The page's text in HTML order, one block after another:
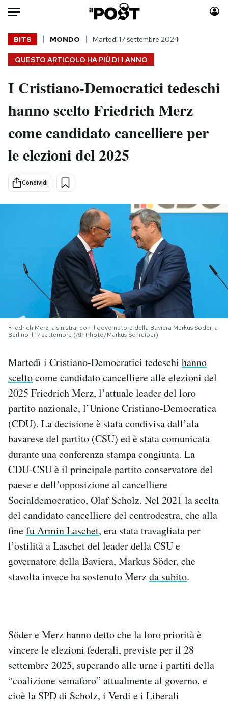
Auto
HOME
Italia
Politica
Tecnologia
Scienza
Cultura
Economia
Sport
Moda
Consumismi
Storie/Idee
Mondiali calcio 2026
NEWSLETTER
I MIEI PREFERITI
CALENDARIO
AREA PERSONALE
Area Personale
Newsletter
Notifiche mobile
Regala il Post
Hai bisogno di aiuto?
Esci
QUESTO ARTICOLO HA PIÙ DI 1 ANNO
BITS MONDO Martedì 17 settembre 2024
I Cristiano-Democratici tedeschi
hanno scelto Friedrich Merz
come candidato cancelliere per
le elezioni del 2025
Condividi
Friedrich Merz, a sinistra, con il governatore della Baviera Markus Söder, a
Berlino il 17 settembre (AP Photo/Markus Schreiber)
Martedì i Cristiano-Democratici tedeschi hanno
sceltocome candidato cancelliere alle elezioni del
2025 Friedrich Merz, l’attuale leader del loro
partito nazionale, l’Unione Cristiano-Democratica
(CDU). La decisione è stata condivisa dall’ala
bavarese del partito (CSU) ed è stata comunicata
durante una conferenza stampa congiunta. La
CDU-CSU è il principale partito conservatore del
paese e dell’opposizione al cancelliere
Socialdemocratico, Olaf Scholz. Nel 2021 la scelta
del candidato cancelliere del centrodestra, che alla
finefu Armin Laschet, era stata travagliata per
l’ostilità a Laschet del leader della CSU e
governatore della Baviera, Markus Söder, che
stavolta invece ha sostenuto Merzda subito.
Söder e Merz hanno detto che la loro priorità è
vincere le elezioni federali, previste per il 28
settembre 2025, superando alle urne i partiti della
“coalizione semaforo” attualmente al governo, e
cioè la SPD di Scholz, i Verdi e i Liberali